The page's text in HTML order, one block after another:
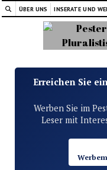
ÜBER UNS INSERATE UND
Erreichen Sie
Werben Sie im
Leser mit